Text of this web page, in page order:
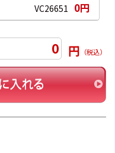
VC26651 0円
0 円 （税込）